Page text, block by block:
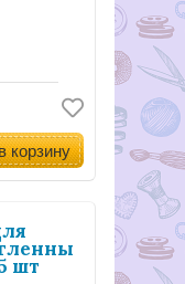
корзину
шт